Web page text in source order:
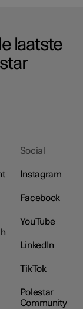
laatste
Social
Instagram
Facebook
YouTube
LinkedIn
TikTok
Polestar
Community